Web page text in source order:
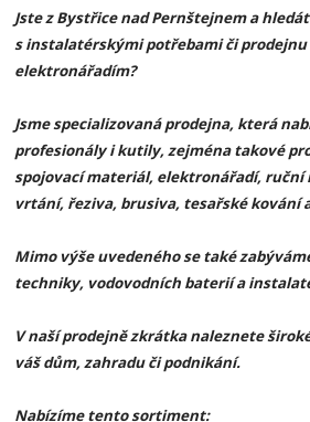
Jste z Bystřice nad Pernštejnem a
s instalatérskými potřebami či
elektronářadím?
Jsme specializovaná prodejna, která
profesionály i kutily, zejména takové
spojovací materiál, elektronářadí, ruční
vrtání, řeziva, brusiva, tesařské kování
Mimo výše uvedenéhose také
techniky, vodovodních baterií a
V naší prodejně zkrátka naleznete
váš dům, zahradu či podnikání.
Nabízíme tento sortiment: